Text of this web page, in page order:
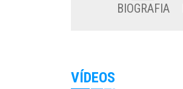
BIOGRAFIA
VÍDEOS